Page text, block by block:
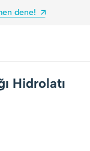
Hidrolatı